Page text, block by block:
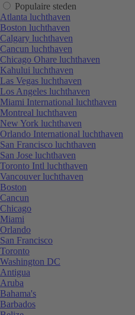
Populaire steden
Atlanta luchthaven
Boston luchthaven
Calgary luchthaven
Cancun luchthaven
Chicago Ohare luchthaven
Kahului luchthaven
Las Vegas luchthaven
Los Angeles luchthaven
Miami International luchthaven
Montreal luchthaven
New York luchthaven
Orlando International luchthaven
San Francisco luchthaven
San Jose luchthaven
Toronto Intl luchthaven
Vancouver luchthaven
Boston
Cancun
Chicago
Miami
Orlando
San Francisco
Toronto
Washington DC
Antigua
Aruba
Bahama's
Barbados